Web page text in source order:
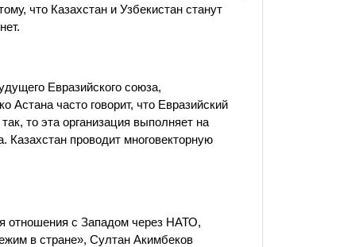
что Казахстан и Узбекистан станут
Евразийского союза,
Астана часто говорит, что Евразийский
то эта организация выполняет на
Казахстан проводит многовекторную
отношения с Западом через НАТО,
в стране», Султан Акимбеков